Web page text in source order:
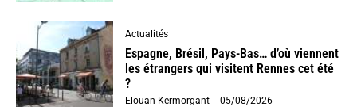
Actualités
Espagne, Brésil, Pays-Bas… d’où viennent
les étrangers qui visitent Rennes cet été
?
Elouan Kermorgant - 05/08/2026